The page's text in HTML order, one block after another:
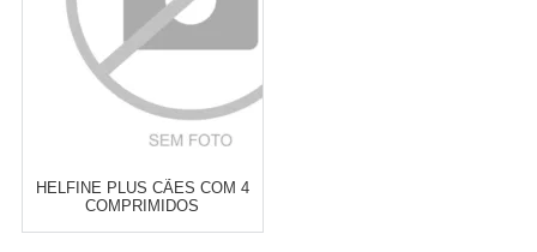
HELFINE PLUS CÃES COM 4
COMPRIMIDOS